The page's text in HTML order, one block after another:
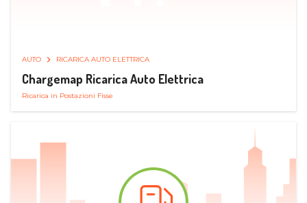
AUTO RICARICA AUTO ELETTRICA
Chargemap Ricarica Auto Elettrica
Ricarica in Postazioni Fisse